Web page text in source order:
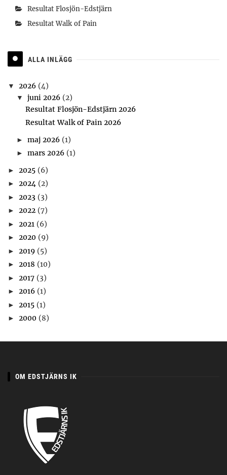
Resultat Flosjön-Edstjärn
Resultat Walk of Pain
ALLA INLÄGG
▼ 2026 (4)
▼ juni 2026 (2)
Resultat Flosjön-Edstjärn 2026
Resultat Walk of Pain 2026
► maj 2026 (1)
► mars 2026 (1)
► 2025 (6)
► 2024 (2)
► 2023 (3)
► 2022 (7)
► 2021 (6)
► 2020 (9)
► 2019 (5)
► 2018 (10)
► 2017 (3)
► 2016 (1)
► 2015 (1)
► 2000 (8)
OM EDSTJÄRNS IK